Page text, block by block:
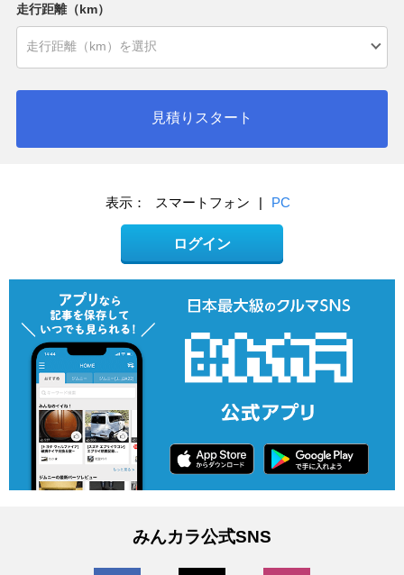
走行距離（km）
見積りスタート
表示： スマートフォン | PC
ログイン
みんカラ公式SNS